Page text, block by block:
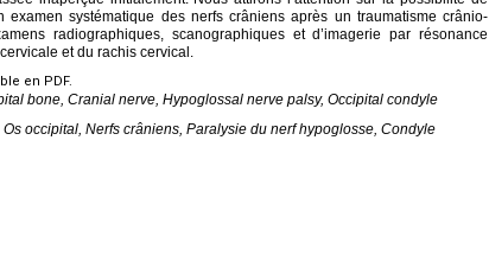
systématique des nerfs crâniens après un traumatisme crânio-
radiographiques, scanographiques et d’imagerie par résonance
et du rachis cervical.
en PDF.
bone, Cranial nerve, Hypoglossal nerve palsy, Occipital condyle
occipital, Nerfs crâniens, Paralysie du nerf hypoglosse, Condyle